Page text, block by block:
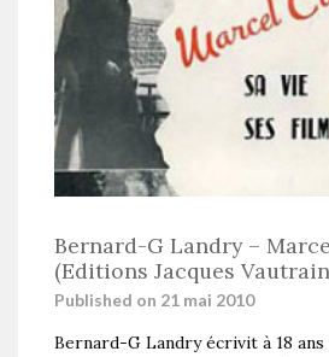
Bernard-G Landry –
(Editions Jacques
Published on 21 mai 2010
Bernard-G Landry écrivit à 18